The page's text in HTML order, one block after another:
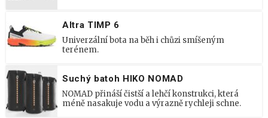
Altra TIMP 6
Univerzální bota na běh i chůzi smíšeným
terénem.
Suchý batoh HIKO NOMAD
NOMAD přináší čistší a lehčí konstrukci, která
méně nasakuje vodu a výrazně rychleji schne.